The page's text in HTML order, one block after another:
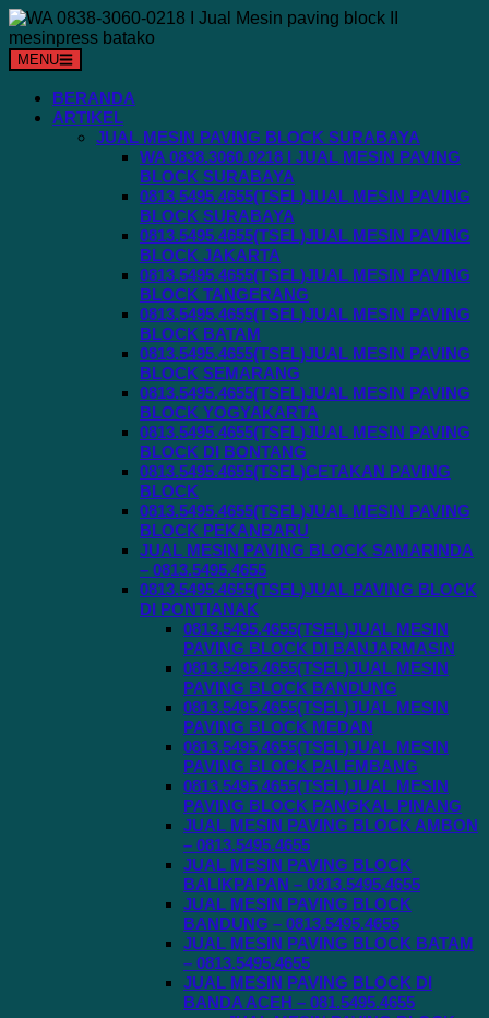
Langsung
ke
konten
MENU
BERANDA
ARTIKEL
JUAL MESIN PAVING BLOCK SURABAYA
WA 0838.3060.0218 I JUAL MESIN PAVING
BLOCK SURABAYA
0813.5495.4655(TSEL)JUAL MESIN PAVING
BLOCK SURABAYA
0813.5495.4655(TSEL)JUAL MESIN PAVING
BLOCK JAKARTA
0813.5495.4655(TSEL)JUAL MESIN PAVING
BLOCK TANGERANG
0813.5495.4655(TSEL)JUAL MESIN PAVING
BLOCK BATAM
0813.5495.4655(TSEL)JUAL MESIN PAVING
BLOCK SEMARANG
0813.5495.4655(TSEL)JUAL MESIN PAVING
BLOCK YOGYAKARTA
0813.5495.4655(TSEL)JUAL MESIN PAVING
BLOCK DI BONTANG
0813.5495.4655(TSEL)CETAKAN PAVING
BLOCK
0813.5495.4655(TSEL)JUAL MESIN PAVING
BLOCK PEKANBARU
JUAL MESIN PAVING BLOCK SAMARINDA
– 0813.5495.4655
0813.5495.4655(TSEL)JUAL PAVING BLOCK
DI PONTIANAK
0813.5495.4655(TSEL)JUAL MESIN
PAVING BLOCK DI BANJARMASIN
0813.5495.4655(TSEL)JUAL MESIN
PAVING BLOCK BANDUNG
0813.5495.4655(TSEL)JUAL MESIN
PAVING BLOCK MEDAN
0813.5495.4655(TSEL)JUAL MESIN
PAVING BLOCK PALEMBANG
0813.5495.4655(TSEL)JUAL MESIN
PAVING BLOCK PANGKAL PINANG
JUAL MESIN PAVING BLOCK AMBON
– 0813.5495.4655
JUAL MESIN PAVING BLOCK
BALIKPAPAN – 0813.5495.4655
JUAL MESIN PAVING BLOCK
BANDUNG – 0813.5495.4655
JUAL MESIN PAVING BLOCK BATAM
– 0813.5495.4655
JUAL MESIN PAVING BLOCK DI
BANDA ACEH – 081.5495.4655